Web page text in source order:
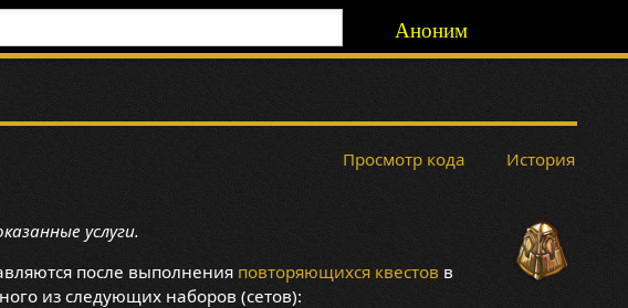
Аноним
Просмотр кода История
услуги.
после выполнения повторяющихся квестов в
из следующих наборов (сетов):